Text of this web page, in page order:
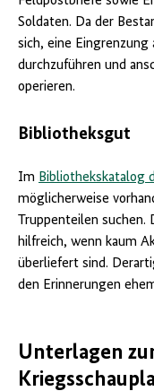
Soldaten. Da der
sich, eine Eingrenzung
durchzuführen und
operieren.
Bibliotheksgut
Im Bibliothekskatalog
möglicherweise
Truppenteilen suchen.
hilfreich, wenn kaum
überliefert sind.
den Erinnerungen
Unterlagen